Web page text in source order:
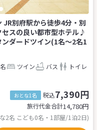
JR別府駅から徒歩4分・別
スの良い都市型ホテル♪
ダードツイン(1名～2名1
ツイン バス
トイレ
おとな1名 税込7,390円
旅行代金合計14,780円
2名 こども0名・1部屋/1泊2日)